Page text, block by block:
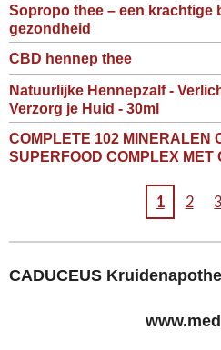
Sopropo thee – een krachtige
gezondheid
CBD hennep thee
Natuurlijke Hennepzalf -
Verzorg je Huid - 30ml
COMPLETE 102 MINERALEN
SUPERFOOD COMPLEX MET
1 2 3
CADUCEUS